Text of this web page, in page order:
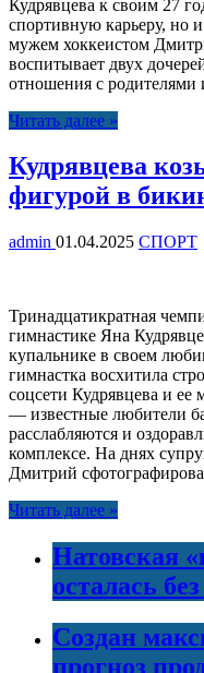
Кудрявцева к своим 27
спортивную карьеру, но
мужем хоккеистом
воспитывает двух
отношения с родителями
Читать далее »
Кудрявцева
фигурой в
admin 01.04.2025 СПОРТ
Тринадцатикратная
гимнастике Яна
купальнике в своем
гимнастка восхитила
соцсети Кудрявцева и
— известные любители
расслабляются и
комплексе. На днях
Дмитрий
Читать далее »
Натовская
осталась
Создан
прогноз